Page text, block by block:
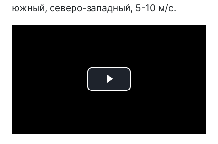
южный, северо-западный, 5-10 м/с.
Play